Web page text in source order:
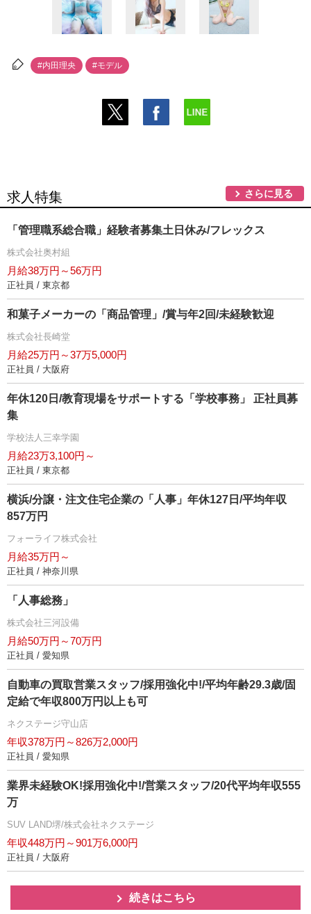
#内田理央 #モデル
求人特集 さらに見る
「管理職系総合職」経験者募集土日休み/フレックス
株式会社奥村組
月給38万円～56万円
正社員 / 東京都
和菓子メーカーの「商品管理」/賞与年2回/未経験歓迎
株式会社長崎堂
月給25万円～37万5,000円
正社員 / 大阪府
年休120日/教育現場をサポートする「学校事務」 正社員募
集
学校法人三幸学園
月給23万3,100円～
正社員 / 東京都
横浜/分譲・注文住宅企業の「人事」年休127日/平均年収
857万円
フォーライフ株式会社
月給35万円～
正社員 / 神奈川県
「人事総務」
株式会社三河設備
月給50万円～70万円
正社員 / 愛知県
自動車の買取営業スタッフ/採用強化中!/平均年齢29.3歳/固
定給で年収800万円以上も可
ネクステージ守山店
年収378万円～826万2,000円
正社員 / 愛知県
業界未経験OK!採用強化中!/営業スタッフ/20代平均年収555
万
SUV LAND堺/株式会社ネクステージ
年収448万円～901万6,000円
正社員 / 大阪府
続きはこちら